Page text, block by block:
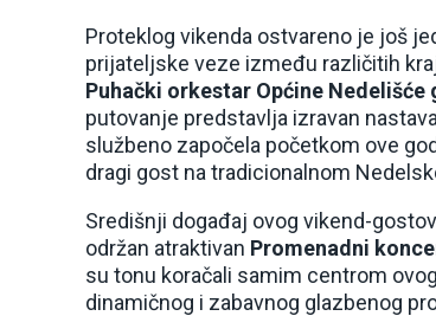
Proteklog vikenda ostvareno je još
prijateljske veze između različitih
Puhački orkestar Općine
putovanje predstavlja izravan
službeno započela početkom ove
dragi gost na tradicionalnom
Središnji događaj ovog vikend-
održan atraktivan Promenadni
su tonu koračali samim centrom
dinamičnog i zabavnog glazbenog